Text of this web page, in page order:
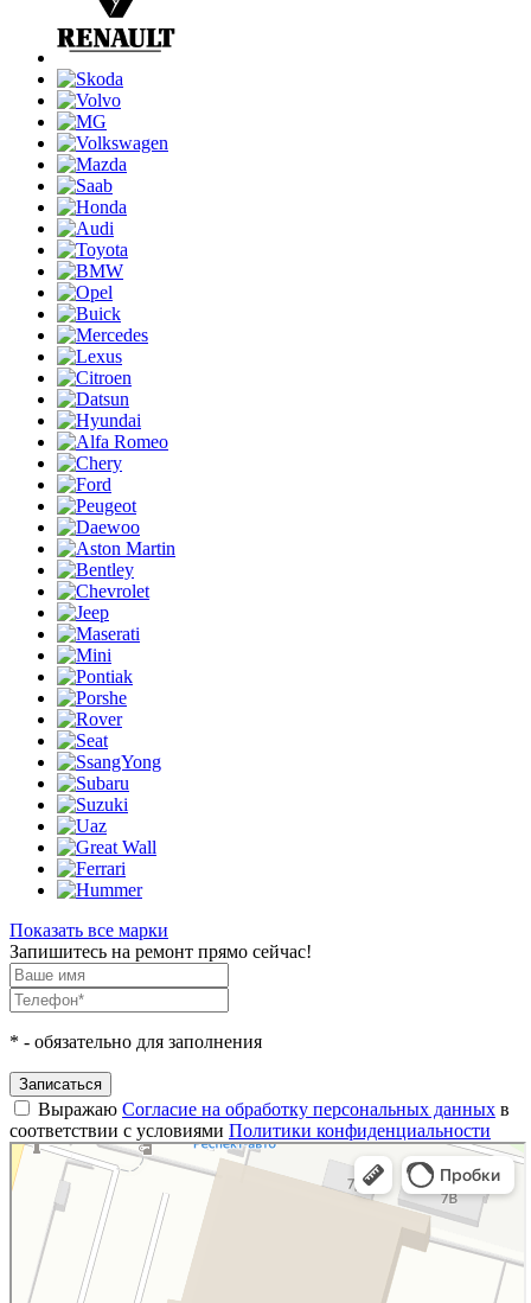
Показать все марки
Запишитесь на ремонт прямо сейчас!
* - обязательно для заполнения
Записаться
Выражаю Согласие на обработку персональных данных в
соответствии с условиями Политики конфиденциальности